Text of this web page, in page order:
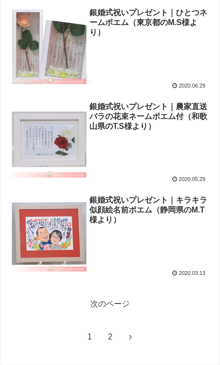
銀婚式祝いプレゼント｜ひとつネ
ームポエム（東京都のM.S様よ
り）
2020.06.29
銀婚式祝いプレゼント｜農家直送
バラの花束ネームポエム付（和歌
山県のT.S様より ）
2020.05.29
銀婚式祝いプレゼント｜キラキラ
似顔絵名前ポエム（静岡県のM.T
様より ）
2020.03.13
次のページ
1 2